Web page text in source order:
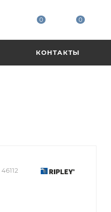
0 0
КОНТАКТЫ
46112